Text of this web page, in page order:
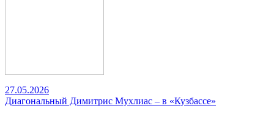
27.05.2026
Диагональный Димитрис Мухлиас – в «Кузбассе»